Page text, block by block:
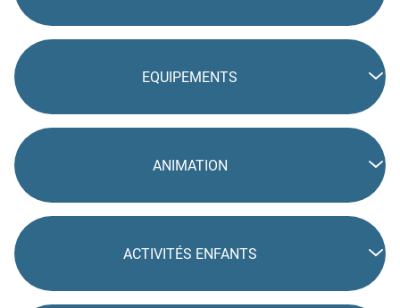
EQUIPEMENTS
ANIMATION
ACTIVITÉS ENFANTS